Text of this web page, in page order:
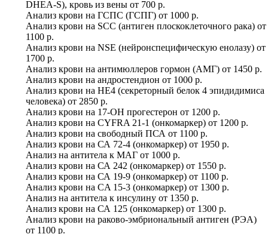
DHEA-S), кровь из вены от 700 р.
Анализ крови на ГСПС (ГСПГ) от 1000 р.
Анализ крови на SCC (антиген плоскоклеточного рака) от
1100 р.
Анализ крови на NSE (нейронспецифическую енолазу) от
1700 р.
Анализ крови на антимюллеров гормон (АМГ) от 1450 р.
Анализ крови на андростендион от 1000 р.
Анализ крови на HE4 (секреторный белок 4 эпидидимиса
человека) от 2850 р.
Анализ крови на 17-ОН прогестерон от 1200 р.
Анализ крови на CYFRA 21-1 (онкомаркер) от 1200 р.
Анализ крови на свободный ПСА от 1100 р.
Анализ крови на СА 72-4 (онкомаркер) от 1950 р.
Анализ на антитела к МАГ от 1000 р.
Анализ крови на СА 242 (онкомаркер) от 1550 р.
Анализ крови на СА 19-9 (онкомаркер) от 1100 р.
Анализ крови на CA 15-3 (онкомаркер) от 1300 р.
Анализ на антитела к инсулину от 1350 р.
Анализ крови на СА 125 (онкомаркер) от 1300 р.
Анализ крови на раково-эмбриональный антиген (РЭА)
от 1100 р.